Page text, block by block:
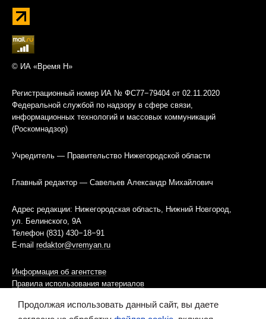
© ИА «Время Н»
Регистрационный номер ИА № ФС77−79404 от 02.11.2020
Федеральной службой по надзору в сфере связи,
информационных технологий и массовых коммуникаций
(Роскомнадзор)
Учредитель — Правительство Нижегородской области
Главный редактор — Савельев Александр Михайлович
Адрес редакции: Нижегородская область, Нижний Новгород,
ул. Белинского, 9А
Телефон (831) 430−18−91
E-mail redaktor@vremyan.ru
Информация об агентстве
Правила использования материалов
Информационная политика использования «cookies»-файлов
Продолжая использовать данный сайт, вы даете